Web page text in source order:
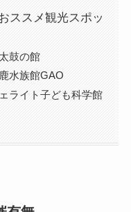
ススメ観光スポッ
鼓の館
水族館GAO
ライト子ども科学館